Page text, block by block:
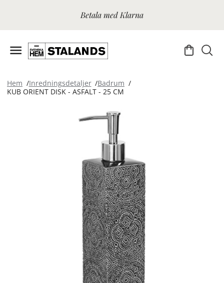
Betala med Klarna
Hem Inredningsdetaljer
Badrum
KUB ORIENT DISK - ASFALT - 25 CM